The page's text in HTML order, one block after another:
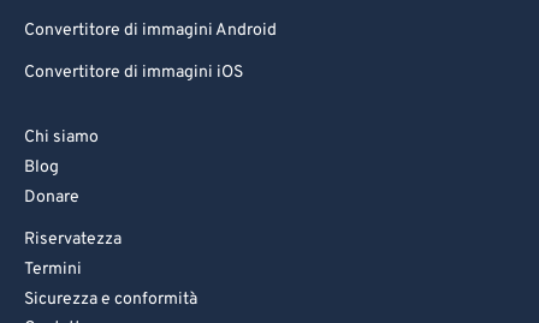
Convertitore di immagini Android
Convertitore di immagini iOS
Chi siamo
Blog
Donare
Riservatezza
Termini
Sicurezza e conformità